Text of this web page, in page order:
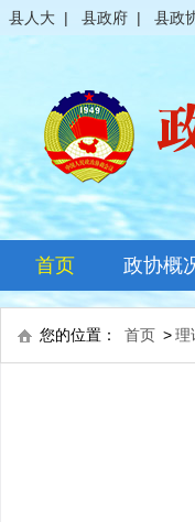
县人大 | 县政府 | 县政
首页 政协概
领导之窗
您的位置： 首页 >理